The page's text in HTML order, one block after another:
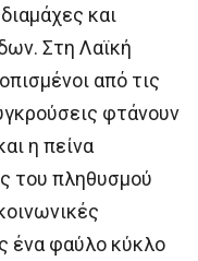
και
Στη Λαϊκή
από τις
φτάνουν
η πείνα
του πληθυσμού
ένα φαύλο κύκλο